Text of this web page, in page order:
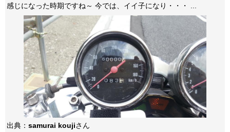
感じになった時期ですね～ 今では、イイ子になり・・・ ...
出典： samurai koujiさん